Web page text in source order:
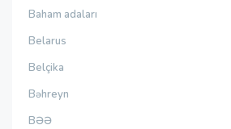
Baham adaları
Belarus
Belçika
Bəhreyn
BƏƏ